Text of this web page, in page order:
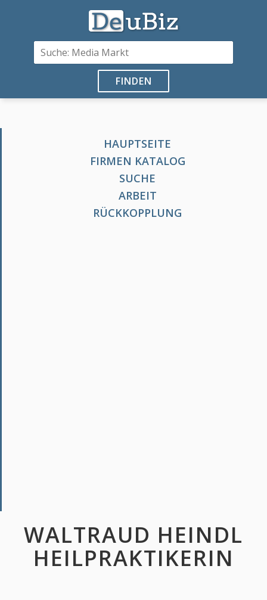
FINDEN
HAUPTSEITE
FIRMEN KATALOG
SUCHE
ARBEIT
RÜCKKOPPLUNG
WALTRAUD HEINDL
HEILPRAKTIKERIN